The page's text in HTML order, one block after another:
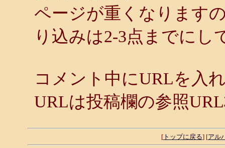
ページが重くなります
り込みは2-3点までにし
コメント中にURLを入
URLは投稿欄の参照
[ トップに戻る] [アル